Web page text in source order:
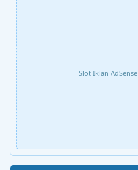
Slot Iklan AdSense